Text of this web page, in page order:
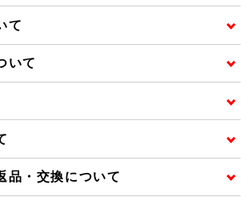
て
いて
品・交換について